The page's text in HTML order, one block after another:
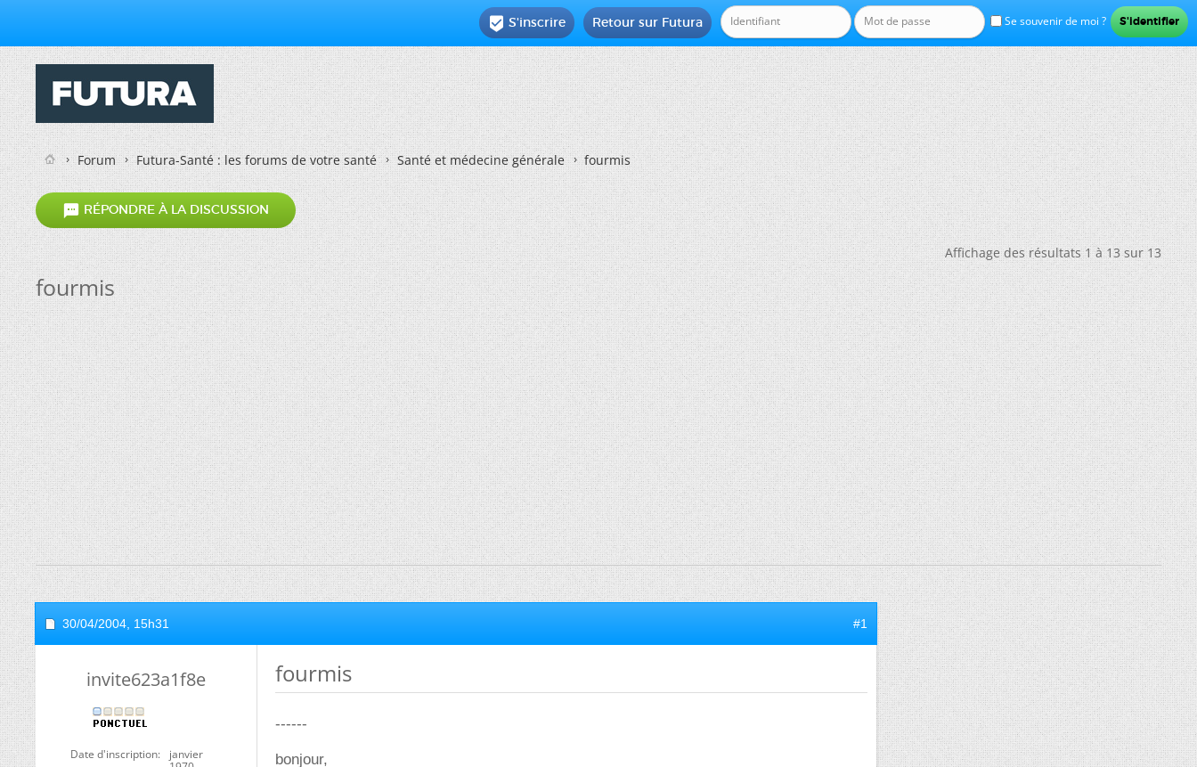
Se souvenir de moi ?
Retour sur Futura
 S'inscrire
Forum Futura-Santé : les forums de votre santé Santé et médecine générale fourmis
 RÉPONDRE À LA DISCUSSION
Affichage des résultats 1 à 13 sur 13
fourmis
30/04/2004, 15h31 #1
invite623a1f8e
Date d'inscription
janvier
fourmis
------
bonjour,